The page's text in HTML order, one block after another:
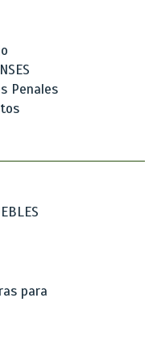
Penales
para